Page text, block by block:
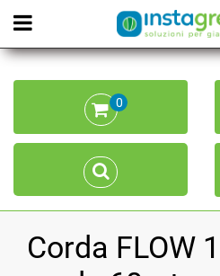
Open menu
0
Corda FLOW